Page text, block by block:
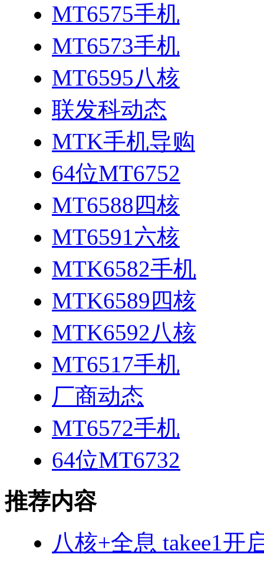
MT6575手机
MT6573手机
MT6595八核
联发科动态
MTK手机导购
64位MT6752
MT6588四核
MT6591六核
MTK6582手机
MTK6589四核
MTK6592八核
MT6517手机
厂商动态
MT6572手机
64位MT6732
推荐内容
八核+全息 takee1开